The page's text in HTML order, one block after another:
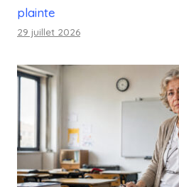
plainte
29 juillet 2026